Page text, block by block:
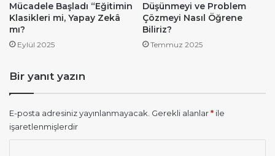
Mücadele Başladı “Eğitimin
Klasikleri mi, Yapay Zekâ
mı?
Eylül 2025
Düşünmeyi ve Problem
Çözmeyi Nasıl Öğrene
Biliriz?
Temmuz 2025
Bir yanıt yazın
E-posta adresiniz yayınlanmayacak. Gerekli alanlar* ile
işaretlenmişlerdir